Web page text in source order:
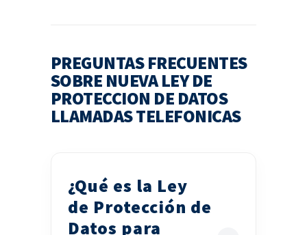
PREGUNTAS FRECUENTES
SOBRE NUEVA LEY DE
PROTECCION DE DATOS
LLAMADAS TELEFONICAS
¿Qué es la Ley
de Protección de
Datos para